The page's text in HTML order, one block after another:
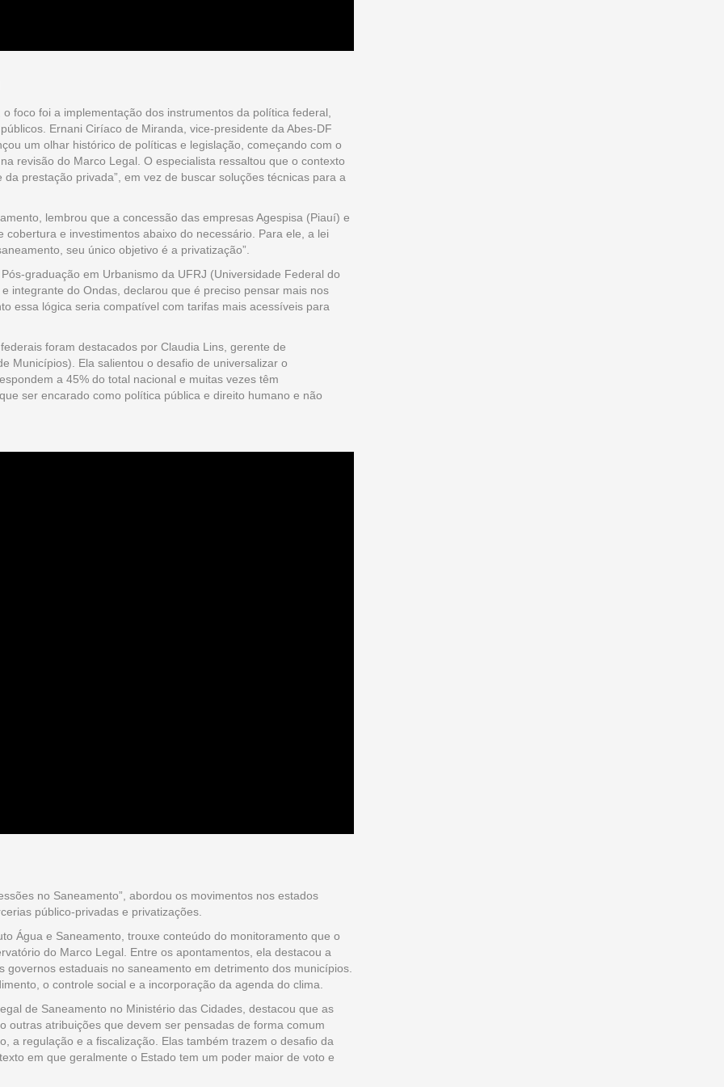
foco foi a implementação dos instrumentos da política federal,
Ernani Ciríaco de Miranda, vice-presidente da Abes-DF
um olhar histórico de políticas e legislação, começando com o
revisão do Marco Legal. O especialista ressaltou que o contexto
prestação privada”, em vez de buscar soluções técnicas para a
lembrou que a concessão das empresas Agespisa (Piauí) e
e investimentos abaixo do necessário. Para ele, a lei
seu único objetivo é a privatização”.
graduação em Urbanismo da UFRJ (Universidade Federal do
integrante do Ondas, declarou que é preciso pensar mais nos
essa lógica seria compatível com tarifas mais acessíveis para
foram destacados por Claudia Lins, gerente de
Municípios). Ela salientou o desafio de universalizar o
a 45% do total nacional e muitas vezes têm
ser encarado como política pública e direito humano e não
no Saneamento”, abordou os movimentos nos estados
público-privadas e privatizações.
Água e Saneamento, trouxe conteúdo do monitoramento que o
do Marco Legal. Entre os apontamentos, ela destacou a
estaduais no saneamento em detrimento dos municípios.
o controle social e a incorporação da agenda do clima.
de Saneamento no Ministério das Cidades, destacou que as
outras atribuições que devem ser pensadas de forma comum
a regulação e a fiscalização. Elas também trazem o desafio da
em que geralmente o Estado tem um poder maior de voto e